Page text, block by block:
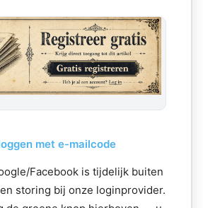
met e-mailcode
Facebook is tijdelijk buiten
storing bij onze loginprovider.